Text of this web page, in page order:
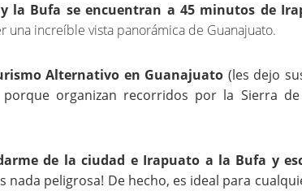
y la Bufa se encuentran a 45 minutos de
una increíble vista panorámica de Guanajuato.
Alternativo en Guanajuato (les dejo
porque organizan recorridos por la Sierra
de la ciudad e Irapuato a la Bufa y
nada peligrosa! De hecho, es ideal para